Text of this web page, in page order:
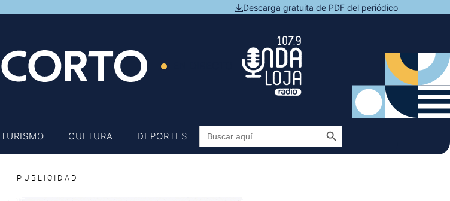
Descarga gratuita de PDF del periódico
TURISMO CULTURA DEPORTES
Buscar: Botón de búsqueda
PUBLICIDAD